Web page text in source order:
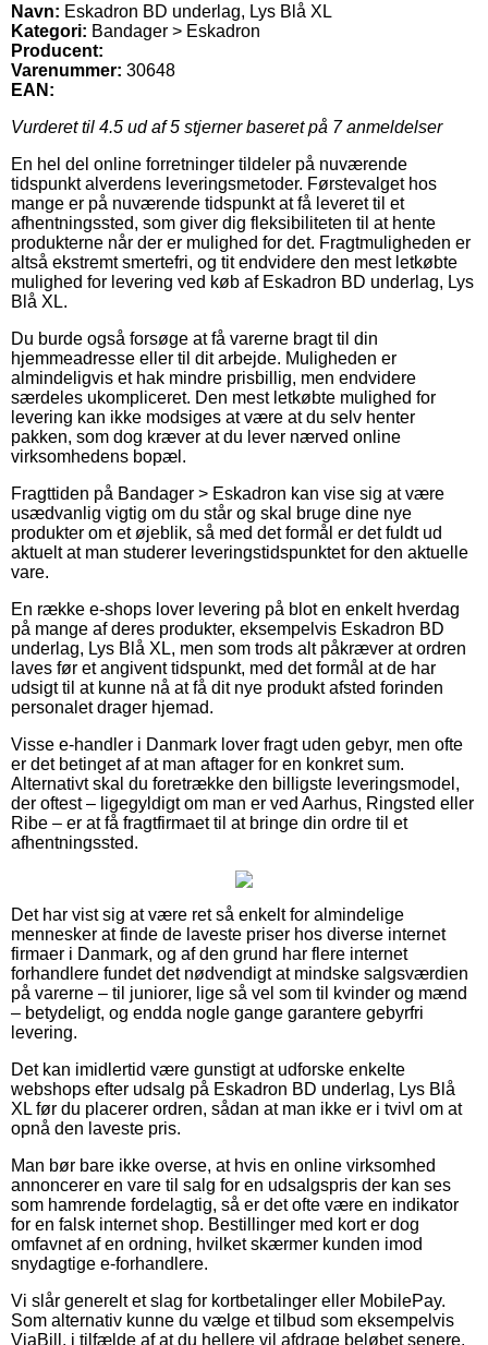
Navn: Eskadron BD underlag, Lys Blå XL
Kategori: Bandager > Eskadron
Producent:
Varenummer: 30648
EAN:
Vurderet til 4.5 ud af 5 stjerner baseret på 7anmeldelser
En hel del online forretninger tildeler på nuværende
tidspunkt alverdens leveringsmetoder. Førstevalget hos
mange er på nuværende tidspunkt at få leveret til et
afhentningssted, som giver dig fleksibiliteten til at hente
produkterne når der er mulighed for det. Fragtmuligheden er
altså ekstremt smertefri, og tit endvidere den mest letkøbte
mulighed for levering ved køb af Eskadron BD underlag, Lys
Blå XL.
Du burde også forsøge at få varerne bragt til din
hjemmeadresse eller til dit arbejde. Muligheden er
almindeligvis et hak mindre prisbillig, men endvidere
særdeles ukompliceret. Den mest letkøbte mulighed for
levering kan ikke modsiges at være at du selv henter
pakken, som dog kræver at du lever nærved online
virksomhedens bopæl.
Fragttiden på Bandager > Eskadron kan vise sig at være
usædvanlig vigtig om du står og skal bruge dine nye
produkter om et øjeblik, så med det formål er det fuldt ud
aktuelt at man studerer leveringstidspunktet for den aktuelle
vare.
En række e-shops lover levering på blot en enkelt hverdag
på mange af deres produkter, eksempelvis Eskadron BD
underlag, Lys Blå XL, men som trods alt påkræver at ordren
laves før et angivent tidspunkt, med det formål at de har
udsigt til at kunne nå at få dit nye produkt afsted forinden
personalet drager hjemad.
Visse e-handler i Danmark lover fragt uden gebyr, men ofte
er det betinget af at man aftager for en konkret sum.
Alternativt skal du foretrække den billigste leveringsmodel,
der oftest – ligegyldigt om man er ved Aarhus, Ringsted eller
Ribe – er at få fragtfirmaet til at bringe din ordre til et
afhentningssted.
Det har vist sig at være ret så enkelt for almindelige
mennesker at finde de laveste priser hos diverse internet
firmaer i Danmark, og af den grund har flere internet
forhandlere fundet det nødvendigt at mindske salgsværdien
på varerne – til juniorer, lige så vel som til kvinder og mænd
– betydeligt, og endda nogle gange garantere gebyrfri
levering.
Det kan imidlertid være gunstigt at udforske enkelte
webshops efter udsalg på Eskadron BD underlag, Lys Blå
XL før du placerer ordren, sådan at man ikke er i tvivl om at
opnå den laveste pris.
Man bør bare ikke overse, at hvis en online virksomhed
annoncerer en vare til salg for en udsalgspris der kan ses
som hamrende fordelagtig, så er det ofte være en indikator
for en falsk internet shop. Bestillinger med kort er dog
omfavnet af en ordning, hvilket skærmer kunden imod
snydagtige e-forhandlere.
Vi slår generelt et slag for kortbetalinger eller MobilePay.
Som alternativ kunne du vælge et tilbud som eksempelvis
ViaBill, i tilfælde af at du hellere vil afdrage beløbet senere.